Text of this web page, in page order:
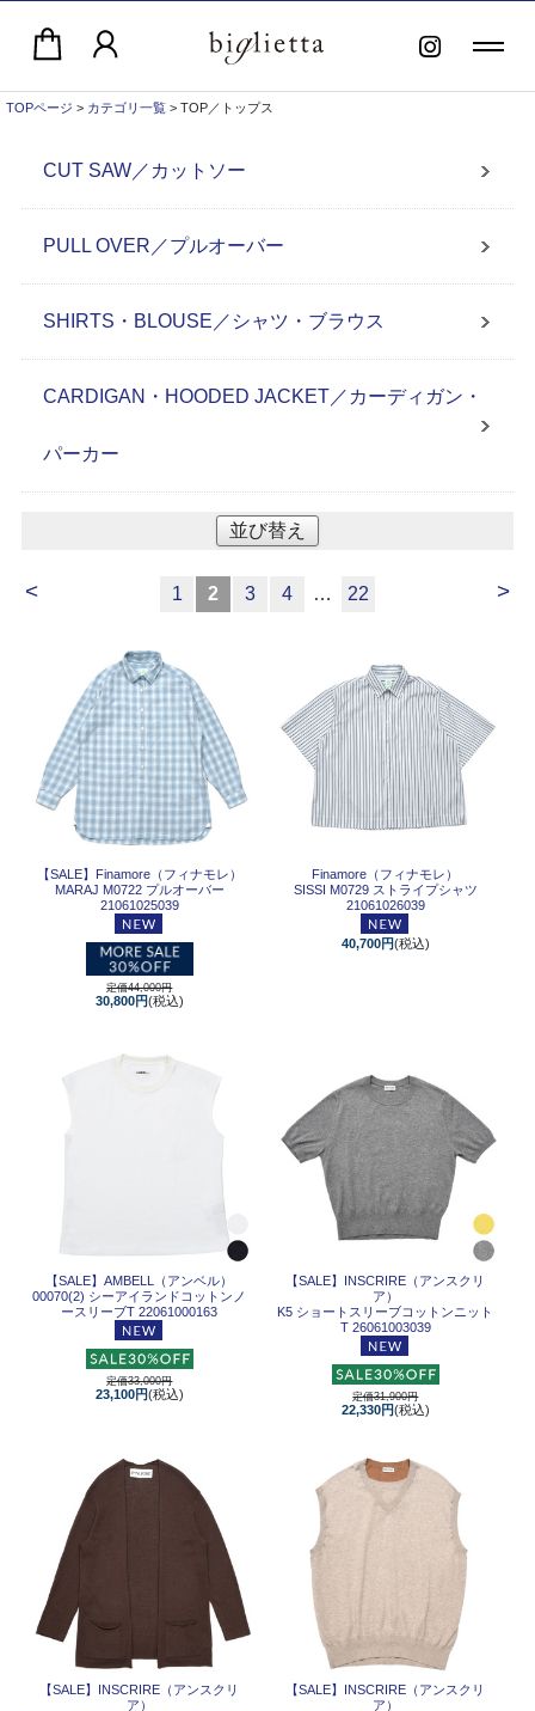
TOPページ > カテゴリ一覧 > TOP／トップス
CUT SAW／カットソー
PULL OVER／プルオーバー
SHIRTS・BLOUSE／シャツ・ブラウス
CARDIGAN・HOODED JACKET／カーディガン・
パーカー
並び替え
< >
1 2 3 4 … 22
【SALE】
Finamore（フィナモレ）
MARAJ M0722 プルオーバー
21061025039
定価44,000円
30,800円(税込)
Finamore（フィナモレ）
SISSI M0729 ストライプシャツ
21061026039
40,700円(税込)
【SALE】AMBELL（アンベル）
00070(2) シーアイランドコットンノ
ースリーブT 22061000163
定価33,000円
23,100円(税込)
【SALE】
INSCRIRE（アンスクリ
ア）
K5 ショートスリーブコットンニット
T 26061003039
定価31,900円
22,330円(税込)
【SALE】 INSCRIRE（アンスクリ
ア）
【SALE】 INSCRIRE（アンスクリ
ア）